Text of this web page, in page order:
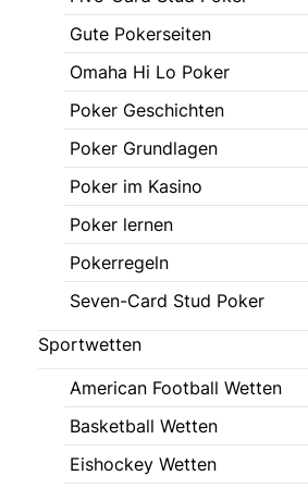
Gute Pokerseiten
Omaha Hi Lo Poker
Poker Geschichten
Poker Grundlagen
Poker im Kasino
Poker lernen
Pokerregeln
Seven-Card Stud Poker
Sportwetten
American Football Wetten
Basketball Wetten
Eishockey Wetten